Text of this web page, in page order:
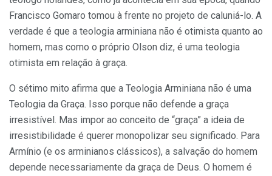
Francisco Gomaro tomou à frente no projeto de caluniá-lo. A
verdade é que a teologia arminiana não é otimista quanto ao
homem, mas como o próprio Olson diz, é uma teologia
otimista em relação à graça.
O sétimo mito afirma que a Teologia Arminiana não é uma
Teologia da Graça. Isso porque não defende a graça
irresistível. Mas impor ao conceito de “graça” a ideia de
irresistibilidade é querer monopolizar seu significado. Para
Armínio (e os arminianos clássicos), a salvação do homem
depende necessariamente da graça de Deus. O homem é